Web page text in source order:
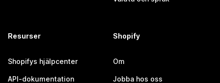
Resurser
Shopifys hjälpcenter
API-dokumentation
Shopify
Om
Jobba hos oss